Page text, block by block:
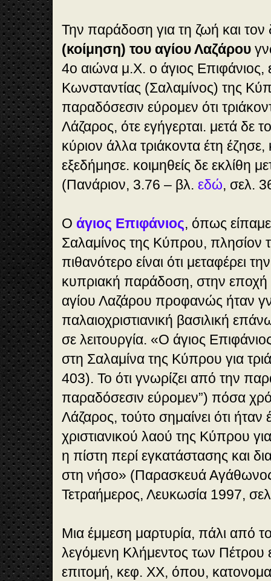
Την παράδοση για τη ζωή και τον
(κοίμηση) του αγίου Λαζάρου
4ο αιώνα μ.Χ. ο άγιος Επιφάνιος,
Κωνσταντίας (Σαλαμίνος) της
παραδόσεσιν εύρομεν ότι
Λάζαρος, ότε εγήγερται. μετά δε
κύριον άλλα τριάκοντα έτη
εξεδήμησε. κοιμηθείς δε εκλίθη
(Πανάριον, 3.76 – βλ. εδώ, σελ.
Ο άγιος Επιφάνιος, όπως
Σαλαμίνος της Κύπρου, πλησίον
πιθανότερο είναι ότι μεταφέρει
κυπριακή παράδοση, στην εποχή
αγίου Λαζάρου προφανώς ήταν
παλαιοχριστιανική βασιλική
σε λειτουργία. «Ο άγιος
στη Σαλαμίνα της Κύπρου για
403). Το ότι γνωρί­ζει από την
παραδόσεσιν εύρομεν”) πόσα
Λάζαρος, τούτο σημαίνει ότι ήταν
χριστιανι­κού λαού της Κύπρου
η πίστη περί εγκατάστασης και
στη νήσο» (Παρασκευά
Τετραήμερος, Λευκωσία 1997,
Μια έμμεση μαρτυρία, πάλι από
λεγόμενη Κλήμεντος των
επιτομή, κεφ. ΧΧ, όπου,